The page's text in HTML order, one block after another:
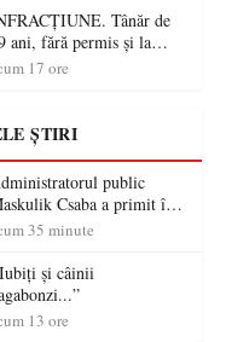
militare ale
a devenit o
controversă diplomatică
( partea a II-a)
Tânăr de
ani, fără permis și la
unei autoutilitare
17 ore
ȘTIRI
public
Csaba a primit în
cetățenii din Satu
35 minute
și câinii
13 ore